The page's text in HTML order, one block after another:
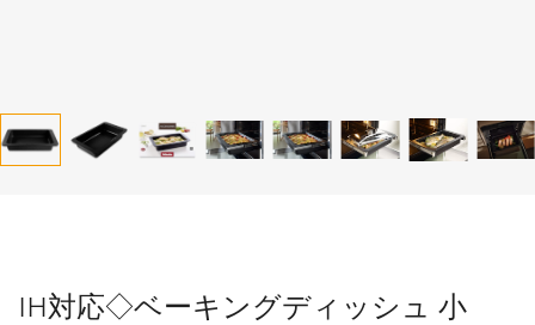
IH対応◇ベーキングディッシュ 小